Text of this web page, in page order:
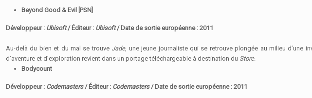
Beyond Good & Evil [PSN]
Développeur : Ubisoft/ Éditeur : Ubisoft/ Date de sortie européenne : 2011
Au-delà du bien et du mal se trouve Jade, une jeune journaliste qui se retrouve plongée au milieu d’une
d’aventure et d’exploration revient dans un portage téléchargeable à destination du Store.
Bodycount
Développeur : Codemasters/ Éditeur : Codemasters/ Date de sortie européenne : 2011